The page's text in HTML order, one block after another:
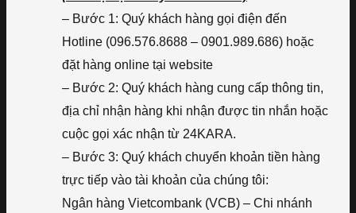
– Bước 1: Quý khách hàng gọi điện đến
Hotline (096.576.8688 – 0901.989.686) hoặc
đặt hàng online tại website
– Bước 2: Quý khách hàng cung cấp thông tin,
địa chỉ nhận hàng khi nhận được tin nhắn hoặc
cuộc gọi xác nhận từ 24KARA.
– Bước 3: Quý khách chuyển khoản tiền hàng
trực tiếp vào tài khoản của chúng tôi:
Ngân hàng Vietcombank (VCB) – Chi nhánh